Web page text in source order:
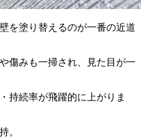
を塗り替えるのが一番の近道
傷みも一掃され、見た目が一
持続率が飛躍的に上がりま
。